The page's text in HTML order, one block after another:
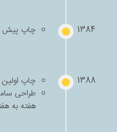
1384 چاپ پیش
1388
چاپ
طراحی
هفته به